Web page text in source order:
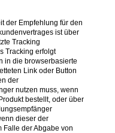
der Empfehlung für den
ist über
Tracking
Tracking erfolgt
in die browserbasierte
Link oder Button
der
nutzen muss, wenn
bestellt, oder über
dieser der
Falle der Abgabe von